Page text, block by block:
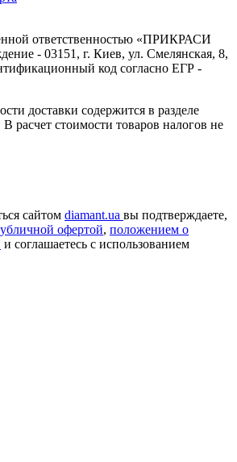
ответственностью «ПРИКРАСИ
- 03151, г. Киев, ул. Смелянская, 8,
код согласно ЕГР -
доставки содержится в разделе
расчет стоимости товаров налогов не
сайтом diamant.ua вы подтверждаете,
офертой, положением о
и соглашаетесь с использованием